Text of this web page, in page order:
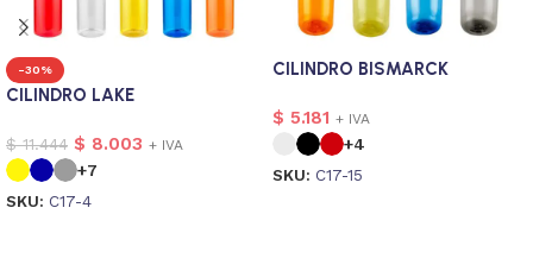
-30%
CILINDRO LAKE
$11.444 $ 8.003 + IVA
+7
SKU: C17-4
CILINDRO BISMARCK
$ 5.181 + IVA
+4
SKU: C17-15